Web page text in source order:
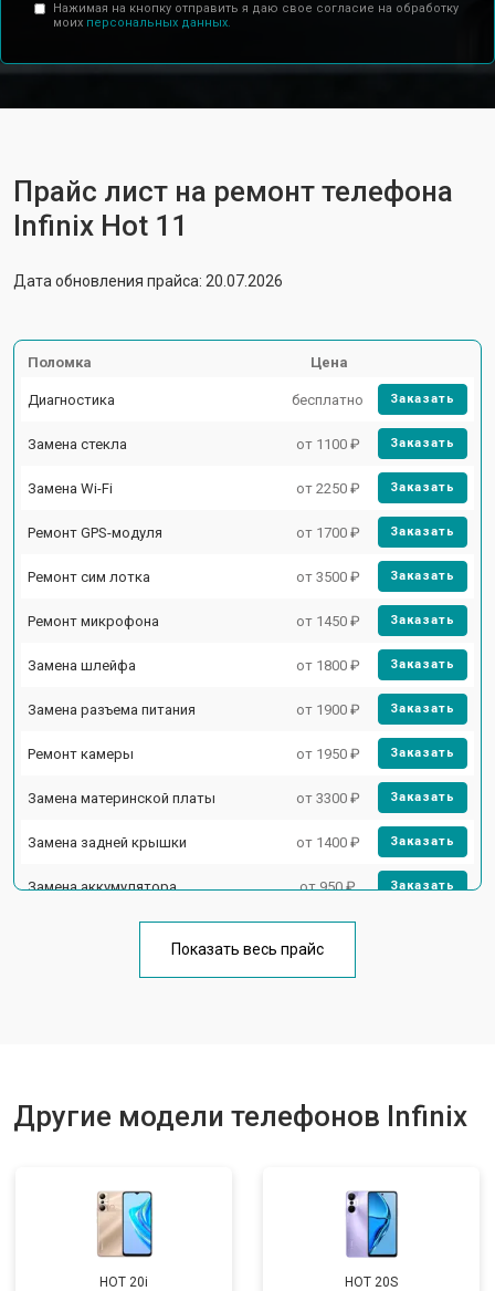
Нажимая на кнопку отправить я даю свое согласие на обработку
моих персональных данных.
Прайс лист на ремонт телефона
Infinix Hot 11
Дата обновления прайса: 20.07.2026
Поломка Цена
Диагностика бесплатно Заказать
Замена стекла от 1100 ₽ Заказать
Замена Wi-Fi от 2250 ₽ Заказать
Ремонт GPS-модуля от 1700 ₽ Заказать
Ремонт сим лотка от 3500 ₽ Заказать
Ремонт микрофона от 1450 ₽ Заказать
Замена шлейфа от 1800 ₽ Заказать
Замена разъема питания от 1900 ₽ Заказать
Ремонт камеры от 1950 ₽ Заказать
Замена материнской платы от 3300 ₽ Заказать
Замена задней крышки от 1400 ₽ Заказать
Замена аккумулятора от 950 ₽ Заказать
Ремонт цепи питания от 3200 ₽
Показать весь прайс
Другие модели телефонов Infinix
HOT 20i HOT 20S